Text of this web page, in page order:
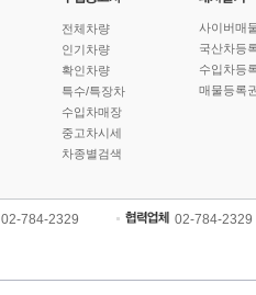
전체차량
인기차량
확인차량
특수/특장차
수입차매장
중고차시세
차종별검색
사이버매
국산차등
수입차등
매물등록
02-784-2329 02-784-2329